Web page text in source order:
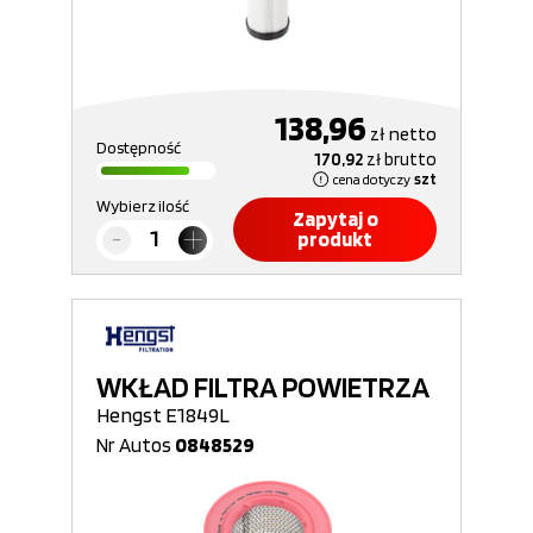
Dostępność 138,96 złnetto
170,92 złbrutto
cena dotyczy szt
Wybierz ilość
Zapytaj o
produkt
WKŁAD FILTRA POWIETRZA
Hengst E1849L
Nr Autos 0848529